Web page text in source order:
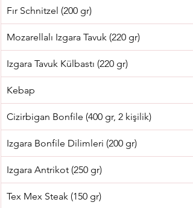
Fır Schnitzel (200 gr)
Mozarellalı Izgara Tavuk (220 gr)
Izgara Tavuk Külbastı (220 gr)
Kebap
Cizirbigan Bonfile (400 gr, 2 kişilik)
Izgara Bonfile Dilimleri (200 gr)
Izgara Antrikot (250 gr)
Tex Mex Steak (150 gr)